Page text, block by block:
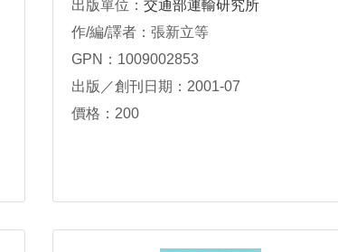
出版單位： 交通部運輸研究所
作/編/譯者：張新立等
GPN：1009002853
出版／創刊日期：2001-07
價格：200